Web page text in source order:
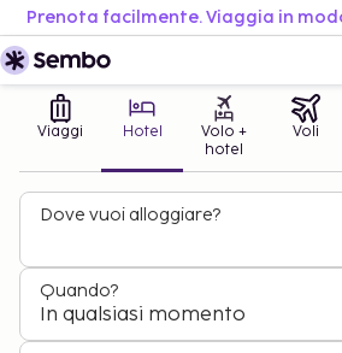
Viaggi Hotel
Volo +
hotel
Voli
Dove vuoi alloggiare?
Quando?
In qualsiasi momento